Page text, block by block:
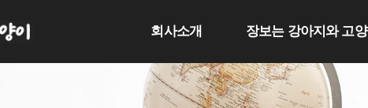
회사소개 장보는 강아지와 고양